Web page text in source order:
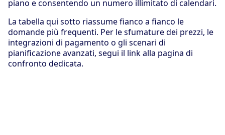
piano e consentendo un numero illimitato di calendari.
La tabella qui sotto riassume fianco a fianco le
domande più frequenti. Per le sfumature dei prezzi, le
integrazioni di pagamento o gli scenari di
pianificazione avanzati, segui il link alla pagina di
confronto dedicata.